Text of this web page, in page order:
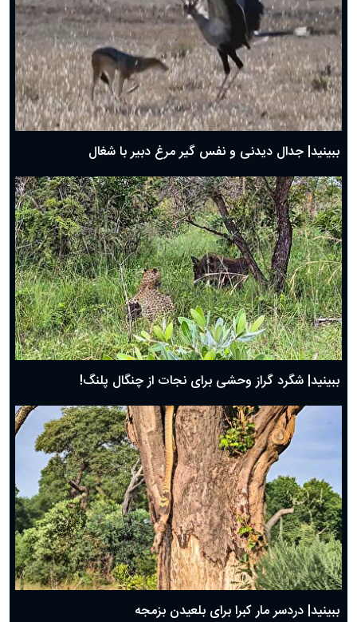
دعای روز چهارم ماه مبارک رمضان؛ ۳ اسفند ۱۴۰۴
دعای روز سوم ماه مبارک رمضان؛ ۱۴ اسفند ۱۴۰۴
دعای روز دوم ماه مبارک رمضان ۱ اسفند ماه ۱۴۰۴
دعای روز اول ماه مبارک رمضان، ۳۰ بهمن ۱۴۰۴
حضرت زینب(س) چگونه از دنیا رفت؟
بهترین پیامک تبریک روز پدر ۱۴۰۴؛ جملات زیبا و صمیمانه
ببینید| جدال دیدنی و نفس گیر مرغ دبیر با شغال
ببینید| شگرد گراز وحشی برای نجات از چنگال پلنگ!
ببینید| دردسر مار کبرا برای بلعیدن بزمجه